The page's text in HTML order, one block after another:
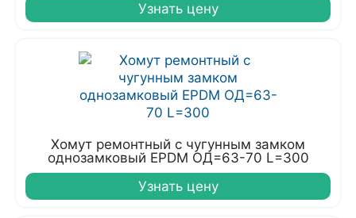
Узнать цену
Хомут ремонтный с чугунным замком
однозамковый EPDM ОД=63-70 L=300
Узнать цену